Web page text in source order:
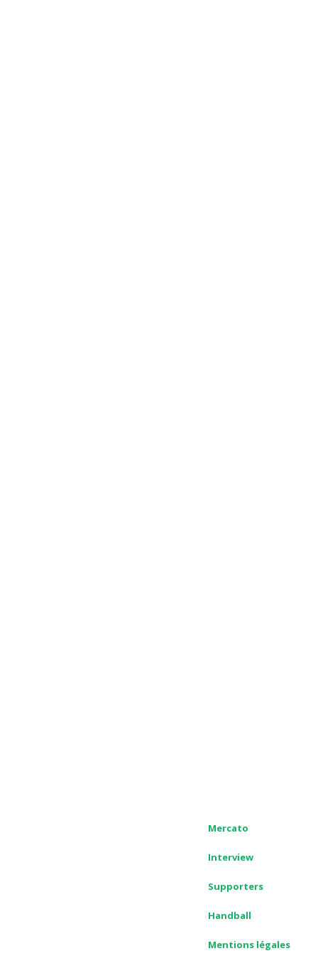
Mercato
Interview
Supporters
Handball
Mentions légales